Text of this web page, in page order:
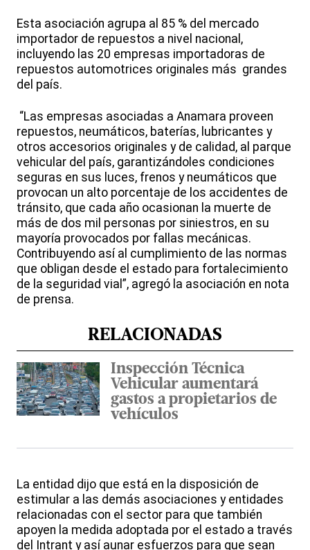
Esta asociación agrupa al 85 % del mercado
importador de repuestos a nivel nacional,
incluyendo las 20 empresas importadoras de
repuestos automotrices originales más grandes
del país.
“Las empresas asociadas a Anamara proveen
repuestos, neumáticos, baterías, lubricantes y
otros accesorios originales y de calidad, al parque
vehicular del país, garantizándoles condiciones
seguras en sus luces, frenos y neumáticos que
provocan un alto porcentaje de los accidentes de
tránsito, que cada año ocasionan la muerte de
más de dos mil personas por siniestros, en su
mayoría provocados por fallas mecánicas.
Contribuyendo así al cumplimiento de las normas
que obligan desde el estado para fortalecimiento
de la seguridad vial”, agregó la asociación en nota
de prensa.
RELACIONADAS
Inspección Técnica
Vehicular aumentará
gastos a propietarios de
vehículos
La entidad dijo que está en la disposición de
estimular a las demás asociaciones y entidades
relacionadas con el sector para que también
apoyen la medida adoptada por el estado a través
del Intrant y así aunar esfuerzos para que sean